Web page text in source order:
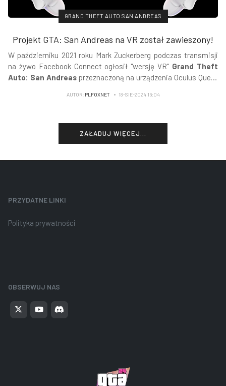
GRAND THEFT AUTO SAN ANDREAS
Projekt GTA: San Andreas na VR został zawieszony!
W październiku 2021 roku Mark Zuckerberg podczas transmisji
na żywo Facebook Connect ogłosił "wersję VR" Grand Theft
Auto: San Andreas przeznaczoną na urządzenia Oculus Quest
AUTOR: PLFOXNET 18-SIE-2024 16:04
ZAŁADUJ WIĘCEJ...
PRZYDATNE LINKI
Polityka prywatności
OBSERWUJ NAS